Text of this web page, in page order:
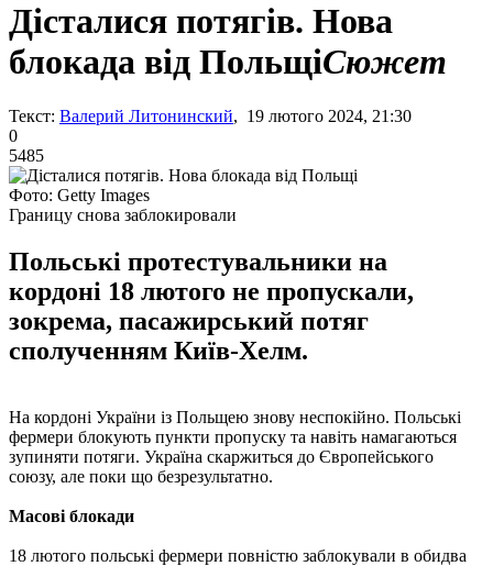
Дісталися потягів. Нова
блокада від ПольщіСюжет
Текст: Валерий Литонинский, 19 лютого 2024, 21:30
0
5485
Фото: Getty Images
Границу снова заблокировали
Польські протестувальники на
кордоні 18 лютого не пропускали,
зокрема, пасажирський потяг
сполученням Київ-Хелм.
На кордоні України із Польщею знову неспокійно. Польські
фермери блокують пункти пропуску та навіть намагаються
зупиняти потяги. Україна скаржиться до Європейського
союзу, але поки що безрезультатно.
Масові блокади
18 лютого польські фермери повністю заблокували в обидва